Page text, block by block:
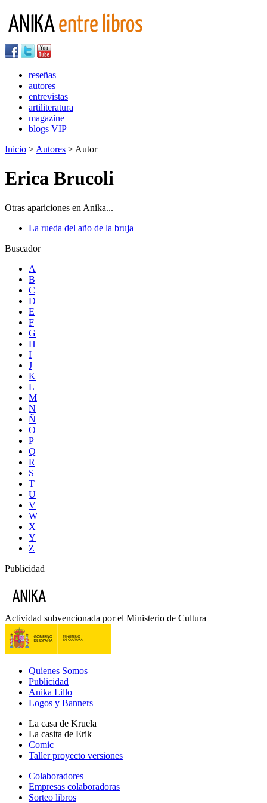
reseñas
autores
entrevistas
artiliteratura
magazine
blogs VIP
Inicio > Autores > Autor
Erica Brucoli
Otras apariciones en Anika...
La rueda del año de la bruja
Buscador
A
B
C
D
E
F
G
H
I
J
K
L
M
N
Ñ
O
P
Q
R
S
T
U
V
W
X
Y
Z
Publicidad
Actividad subvencionada por el Ministerio de Cultura
Quienes Somos
Publicidad
Anika Lillo
Logos y Banners
La casa de Kruela
La casita de Erik
Comic
Taller proyecto versiones
Colaboradores
Empresas colaboradoras
Sorteo libros